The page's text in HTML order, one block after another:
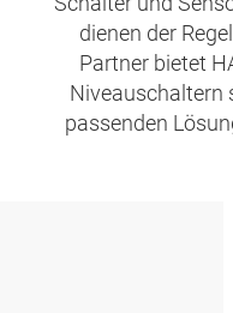
dienen der
Partner bietet
Niveauschaltern
passenden